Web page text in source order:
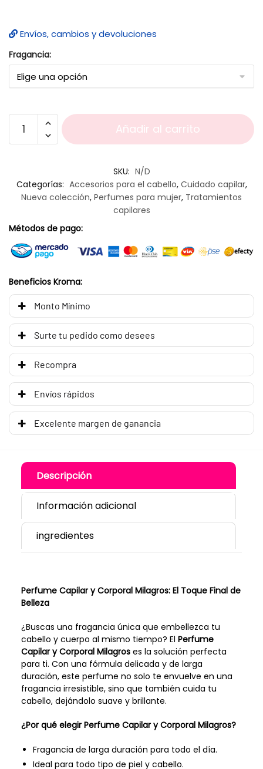
Envíos, cambios y devoluciones
Fragancia:
Añadir al carrito
SKU: N/D
Categorías: Accesorios para el cabello, Cuidado capilar,
Nueva colección, Perfumes para mujer, Tratamientos
capilares
Métodos de pago:
Beneficios Kroma:
Monto Mínimo
Surte tu pedido como desees
Recompra
Envíos rápidos
Excelente margen de ganancia
Descripción
Información adicional
ingredientes
Perfume Capilar y Corporal Milagros: El Toque Final de
Belleza
¿Buscas una fragancia única que embellezca tu
cabello y cuerpo al mismo tiempo? El Perfume
Capilar y Corporal Milagroses la solución perfecta
para ti. Con una fórmula delicada y de larga
duración, este perfume no solo te envuelve en una
fragancia irresistible, sino que también cuida tu
cabello, dejándolo suave y brillante.
¿Por qué elegir Perfume Capilar y Corporal Milagros?
Fragancia de larga duración para todo el día.
Ideal para todo tipo de piel y cabello.